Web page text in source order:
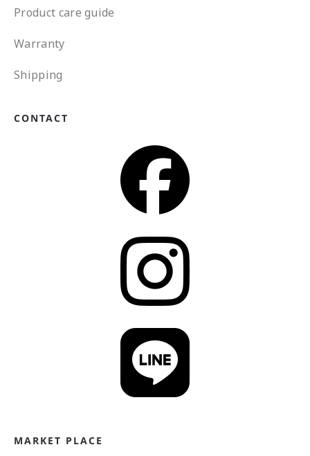
Product care guide
Warranty
Shipping
CONTACT
MARKET PLACE